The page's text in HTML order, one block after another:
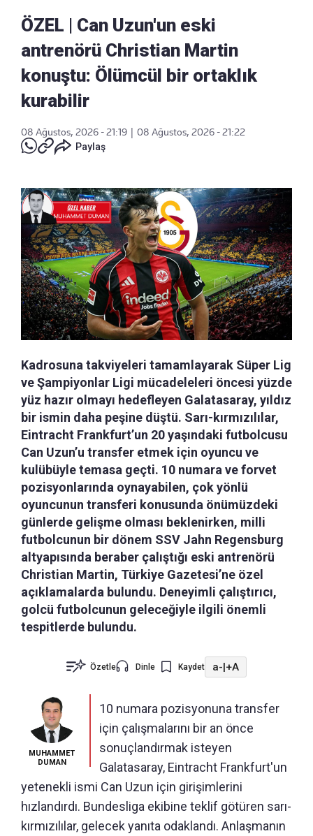
ÖZEL | Can Uzun'un eski
antrenörü Christian Martin
konuştu: Ölümcül bir ortaklık
kurabilir
08 Ağustos, 2026 - 21:19
08 Ağustos, 2026 - 21:22
Paylaş
Kadrosuna takviyeleri tamamlayarak Süper Lig
ve Şampiyonlar Ligi mücadeleleri öncesi yüzde
yüz hazır olmayı hedefleyen Galatasaray, yıldız
bir ismin daha peşine düştü. Sarı-kırmızılılar,
Eintracht Frankfurt’un 20 yaşındaki futbolcusu
Can Uzun’u transfer etmek için oyuncu ve
kulübüyle temasa geçti. 10 numara ve forvet
pozisyonlarında oynayabilen, çok yönlü
oyuncunun transferi konusunda önümüzdeki
günlerde gelişme olması beklenirken, milli
futbolcunun bir dönem SSV Jahn Regensburg
altyapısında beraber çalıştığı eski antrenörü
Christian Martin, Türkiye Gazetesi’ne özel
açıklamalarda bulundu. Deneyimli çalıştırıcı,
golcü futbolcunun geleceğiyle ilgili önemli
tespitlerde bulundu.
Özetle Dinle Kaydet a-|+A
MUHAMMET
DUMAN
10 numara pozisyonuna transfer
için çalışmalarını bir an önce
sonuçlandırmak isteyen
Galatasaray, Eintracht Frankfurt'un
yetenekli ismi Can Uzun için girişimlerini
hızlandırdı. Bundesliga ekibine teklif götüren sarı-
kırmızılılar, gelecek yanıta odaklandı. Anlaşmanın